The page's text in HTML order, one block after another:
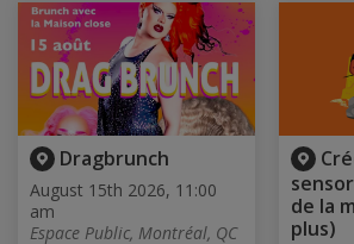
Dragbrunch
August 15th 2026, 11:00
am
Espace Public, Montréal, QC
de la
plus)